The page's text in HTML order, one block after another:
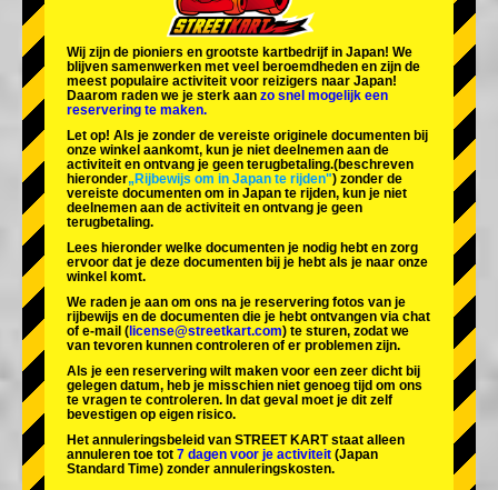
Tokyo Akihabara#2
Tokyo Shibuya Annex Tokyo Bay
Tokyo Asakusa Osaka
Okinawa
Wij zijn de pioniers en grootste kartbedrijf in Japan! We
blijven samenwerken met veel beroemdheden en zijn de
meest populaire activiteit voor reizigers naar Japan!
Daarom raden we je sterk aan zo snel mogelijk een
reservering te maken.
Let op! Als je zonder de vereiste originele documenten bij
onze winkel aankomt, kun je niet deelnemen aan de
activiteit en ontvang je geen terugbetaling.(beschreven
hieronder„Rijbewijs om in Japan te rijden") zonder de
vereiste documenten om in Japan te rijden, kun je niet
deelnemen aan de activiteit en ontvang je geen
terugbetaling.
Lees hieronder welke documenten je nodig hebt en zorg
ervoor dat je deze documenten bij je hebt als je naar onze
winkel komt.
We raden je aan om ons na je reservering fotos van je
rijbewijs en de documenten die je hebt ontvangen via chat
of e-mail ( license@streetkart.com) te sturen, zodat we
van tevoren kunnen controleren of er problemen zijn.
Als je een reservering wilt maken voor een zeer dicht bij
gelegen datum, heb je misschien niet genoeg tijd om ons
te vragen te controleren. In dat geval moet je dit zelf
bevestigen op eigen risico.
Het annuleringsbeleid van STREET KART staat alleen
annuleren toe tot 7 dagen voor je activiteit (Japan
Standard Time) zonder annuleringskosten.